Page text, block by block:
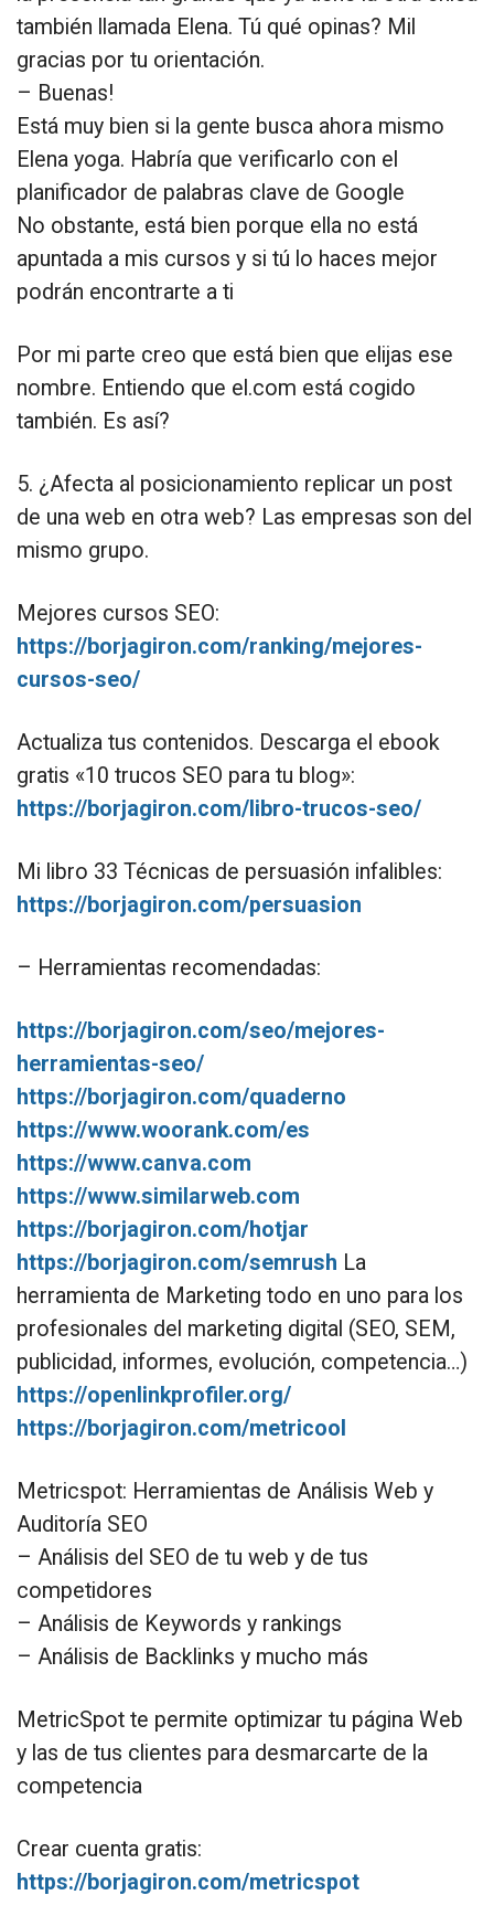
también llamada Elena. Tú qué opinas? Mil
gracias por tu orientación.
– Buenas!
Está muy bien si la gente busca ahora mismo
Elena yoga. Habría que verificarlo con el
planificador de palabras clave de Google
No obstante, está bien porque ella no está
apuntada a mis cursos y si tú lo haces mejor
podrán encontrarte a ti
Por mi parte creo que está bien que elijas ese
nombre. Entiendo que el.com está cogido
también. Es así?
5. ¿Afecta al posicionamiento replicar un post
de una web en otra web? Las empresas son del
mismo grupo.
Mejores cursos SEO:
https://borjagiron.com/ranking/mejores-
cursos-seo/
Actualiza tus contenidos. Descarga el ebook
gratis «10 trucos SEO para tu blog»:
https://borjagiron.com/libro-trucos-seo/
Mi libro 33 Técnicas de persuasión infalibles:
https://borjagiron.com/persuasion
– Herramientas recomendadas:
https://borjagiron.com/seo/mejores-
herramientas-seo/
https://borjagiron.com/quaderno
https://www.woorank.com/es
https://www.canva.com
https://www.similarweb.com
https://borjagiron.com/hotjar
https://borjagiron.com/semrush La
herramienta de Marketing todo en uno para los
profesionales del marketing digital (SEO, SEM,
publicidad, informes, evolución, competencia…)
https://openlinkprofiler.org/
https://borjagiron.com/metricool
Metricspot: Herramientas de Análisis Web y
Auditoría SEO
– Análisis del SEO de tu web y de tus
competidores
– Análisis de Keywords y rankings
– Análisis de Backlinks y mucho más
MetricSpot te permite optimizar tu página Web
y las de tus clientes para desmarcarte de la
competencia
Crear cuenta gratis:
https://borjagiron.com/metricspot